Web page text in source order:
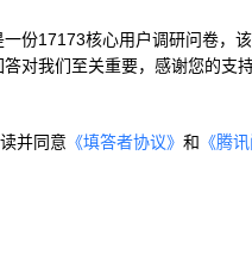
一份17173核心用户调研问卷，
答对我们至关重要，感谢您的支
并同意 《填答者协议》 和 《腾